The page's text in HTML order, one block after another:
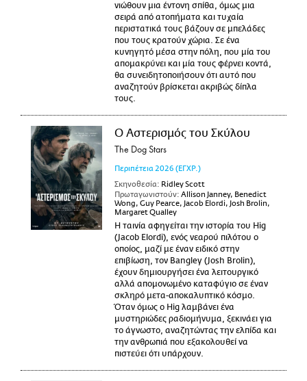
νιώθουν μια έντονη σπίθα, όμως μια
σειρά από ατοπήματα και τυχαία
περιστατικά τους βάζουν σε μπελάδες
που τους κρατούν χώρια. Σε ένα
κυνηγητό μέσα στην πόλη, που μία του
απομακρύνει και μία τους φέρνει κοντά,
θα συνειδητοποιήσουν ότι αυτό που
αναζητούν βρίσκεται ακριβώς δίπλα
τους.
Ο Αστερισμός του Σκύλου
The Dog Stars
Περιπέτεια 2026 (ΕΓΧΡ.)
Σκηνοθεσία: Ridley Scott
Πρωταγωνιστούν: Allison Janney, Benedict
Wong, Guy Pearce, Jacob Elordi, Josh Brolin,
Margaret Qualley
Η ταινία αφηγείται την ιστορία του Hig
(Jacob Elordi), ενός νεαρού πιλότου ο
οποίος, μαζί με έναν ειδικό στην
επιβίωση, τον Bangley (Josh Brolin),
έχουν δημιουργήσει ένα λειτουργικό
αλλά απομονωμένο καταφύγιο σε έναν
σκληρό μετα-αποκαλυπτικό κόσμο.
Όταν όμως ο Hig λαμβάνει ένα
μυστηριώδες ραδιομήνυμα, ξεκινάει για
το άγνωστο, αναζητώντας την ελπίδα και
την ανθρωπιά που εξακολουθεί να
πιστεύει ότι υπάρχουν.